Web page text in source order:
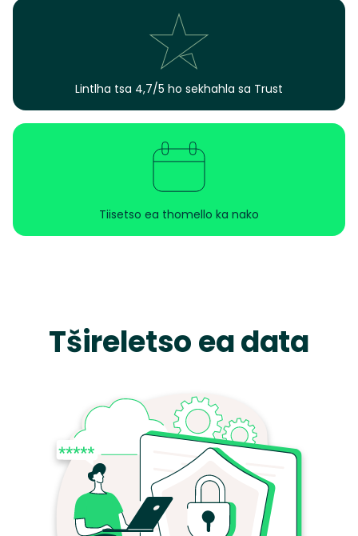
Lintlha tsa 4,7/5 ho sekhahla sa Trust
Tiisetso ea thomello ka nako
Tšireletso ea data